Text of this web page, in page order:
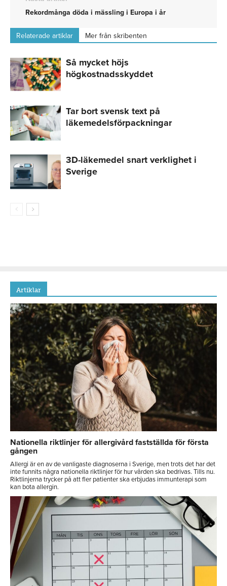
Rekordmånga döda i mässling i Europa i år
Relaterade artiklar Mer från skribenten
Så mycket höjs
högkostnadsskyddet
Tar bort svensk text på
läkemedelsförpackningar
3D-läkemedel snart verklighet i
Sverige
Artiklar
Nationella riktlinjer för allergivård fastställda för första
gången
Allergi är en av de vanligaste diagnoserna i Sverige, men trots det har det
inte funnits några nationella riktlinjer för hur vården ska bedrivas. Tills nu.
Riktlinjerna trycker på att fler patienter ska erbjudas immunterapi som
kan bota allergin.